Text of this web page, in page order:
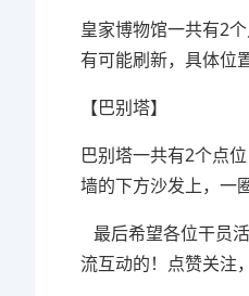
皇家博物馆一共有2
有可能刷新，具体位
【巴别塔】
巴别塔一共有2个点
墙的下方沙发上，一
最后希望各位干员
流互动的！点赞关注